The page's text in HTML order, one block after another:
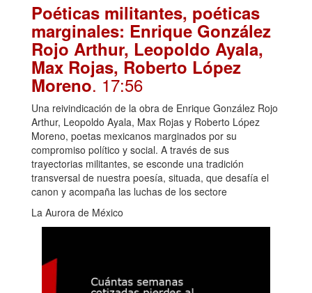
Poéticas militantes, poéticas
marginales: Enrique González
Rojo Arthur, Leopoldo Ayala,
Max Rojas, Roberto López
Moreno. 17:56
Una reivindicación de la obra de Enrique González Rojo
Arthur, Leopoldo Ayala, Max Rojas y Roberto López
Moreno, poetas mexicanos marginados por su
compromiso político y social. A través de sus
trayectorias militantes, se esconde una tradición
transversal de nuestra poesía, situada, que desafía el
canon y acompaña las luchas de los sectore
La Aurora de México